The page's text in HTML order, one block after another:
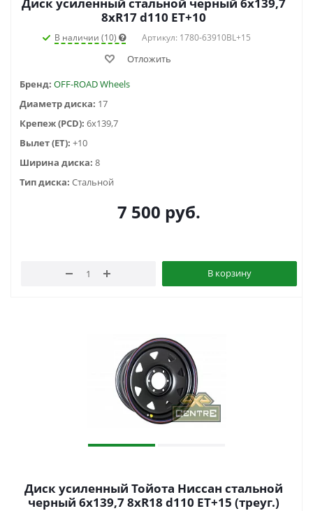
8xR17 d110 ET+10
В наличии (10) Артикул: 1780-63910BL+15
Отложить
Бренд: OFF-ROAD Wheels
Диаметр диска: 17
Крепеж (PCD): 6x139,7
Вылет (ET): +10
Ширина диска: 8
Тип диска: Стальной
7 500 руб.
В корзину
Диск усиленный Тойота Ниссан стальной
черный 6x139,7 8xR18 d110 ET+15 (треуг.)